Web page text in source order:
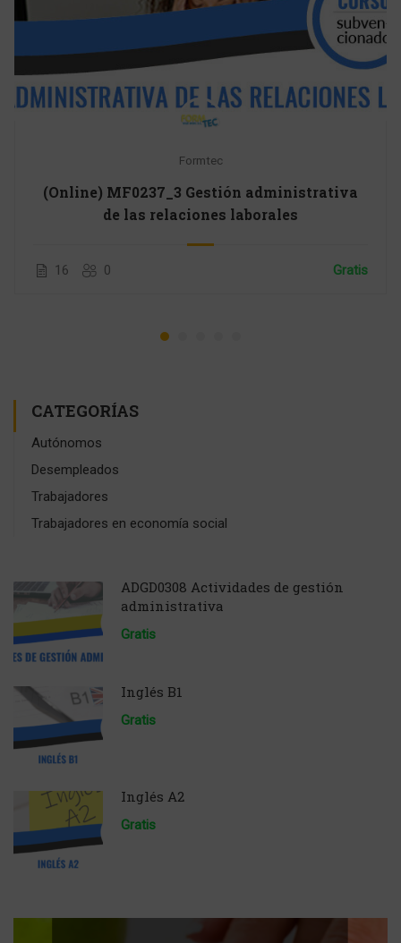
Formtec
(Online) MF0237_3 Gestión administrativa
de las relaciones laborales
16 0 Gratis
CATEGORÍAS
Autónomos
Desempleados
Trabajadores
Trabajadores en economía social
ADGD0308 Actividades de gestión
administrativa
Gratis
Inglés B1
Gratis
Inglés A2
Gratis